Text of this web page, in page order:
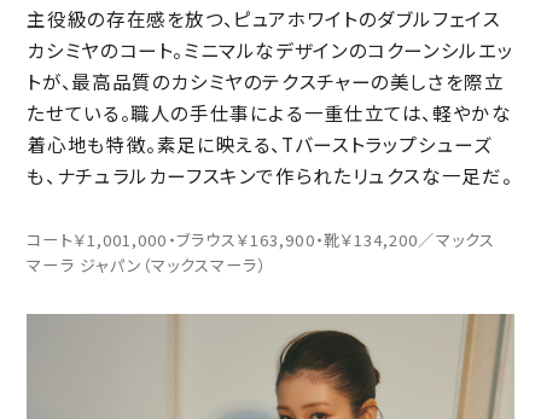
主役級の存在感を放つ、ピュアホワイトのダブルフェイス
カシミヤのコート。ミニマルなデザインのコクーンシルエッ
トが、最高品質のカシミヤのテクスチャーの美しさを際立
たせている。職人の手仕事による一重仕立ては、軽やかな
着心地も特徴。素足に映える、Tバーストラップシューズ
も、ナチュラルカーフスキンで作られたリュクスな一足だ。
コート￥1,001,000・ブラウス￥163,900・靴￥134,200／マックス
マーラ ジャパン（マックスマーラ）